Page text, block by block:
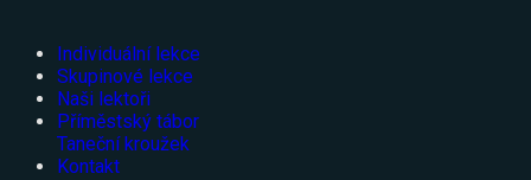
Individuální lekce
Skupinové lekce
Naši lektoři
Příměstský tábor
Taneční kroužek
Kontakt